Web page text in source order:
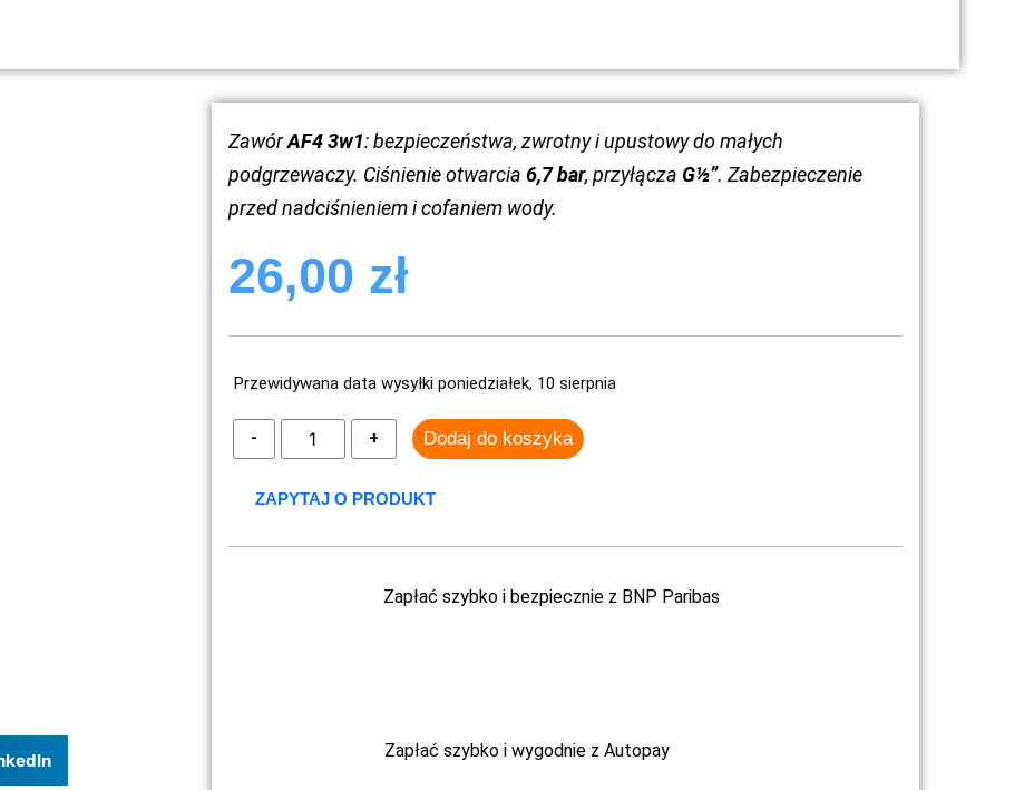
ZawórAF4 3w1: bezpieczeństwa, zwrotny i upustowy do małych
podgrzewaczy. Ciśnienie otwarcia 6,7 bar, przyłącza G½”. Zabezpieczenie
przed nadciśnieniem i cofaniem wody.
26,00 zł
Przewidywana data wysyłki poniedziałek, 10 sierpnia
Dodaj do koszyka
ZAPYTAJ O PRODUKT
Zapłać szybko i bezpiecznie z BNP Paribas
Zapłać szybko i wygodnie z Autopay